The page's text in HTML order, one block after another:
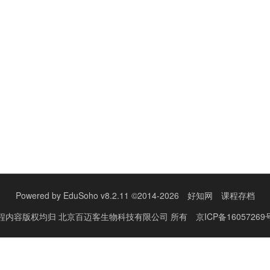
Powered by EduSoho v8.2.11 ©2014-2026 好知网
课程存档
内容版权均归 北京百迈客生物科技有限公司 所有 京ICP备16057269